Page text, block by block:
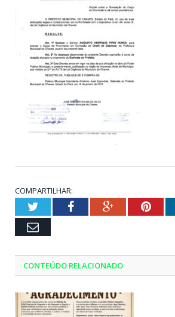
COMPARTILHAR:
TwitterFacebookGoogle+
Email
CONTEÚDO RELACIONADO